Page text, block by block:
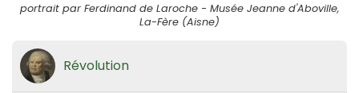
portrait par Ferdinand de Laroche - Musée Jeanne d'Aboville,
La-Fère (Aisne)
Révolution